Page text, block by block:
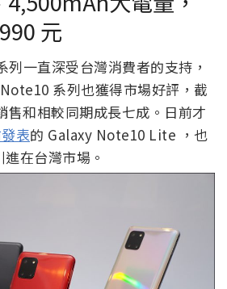
元
一直深受台灣消費者的支持，
系列也獲得市場好評，截
售和相較同期成長七成。日前才
表的 Galaxy Note10 Lite ，也
在台灣市場。